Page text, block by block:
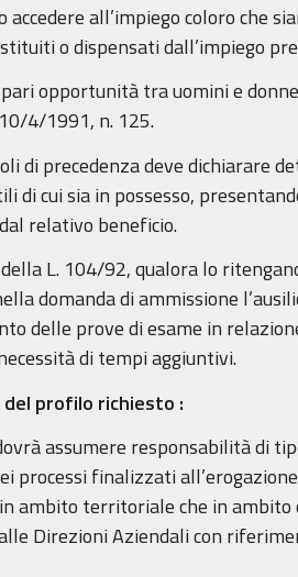
accedere all’impiego coloro che
o dispensati dall’impiego
opportunità tra uomini e
4/1991, n. 125.
di precedenza deve dichiarare
di cui sia in possesso,
relativo beneficio.
L. 104/92, qualora lo
domanda di ammissione
delle prove di esame in
di tempi aggiuntivi.
del profilo richiesto :
assumere responsabilità di
processi finalizzati
ambito territoriale che in ambito
Direzioni Aziendali con